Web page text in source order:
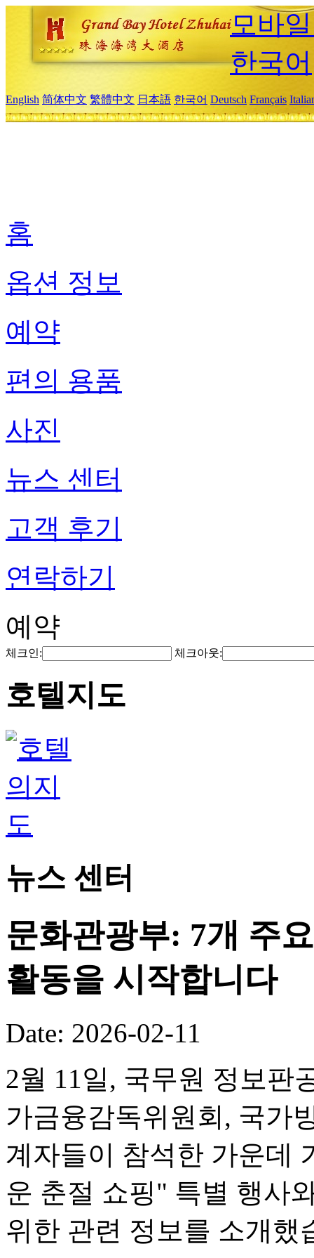
모바
한국어
English 简体中文 繁體中文 日本語 한국어 Deutsch Français
홈
옵션 정보
예약
편의 용품
사진
뉴스 센터
고객 후기
연락하기
예약
체크인: 체크아웃:
호텔지도
뉴스 센터
문화관광부: 7개 주
활동을 시작합니다
Date: 2026-02-11
2월 11일, 국무원 정보판
가금융감독위원회, 국가
계자들이 참석한 가운데
운 춘절 쇼핑" 특별 행사
위한 관련 정보를 소개했